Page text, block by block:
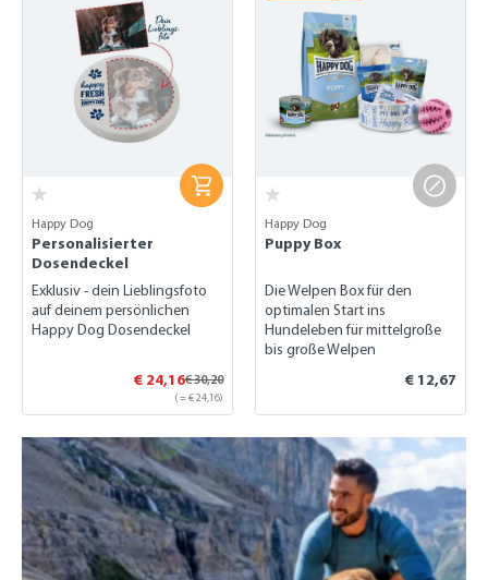
Happy Dog
Personalisierter
Dosendeckel
Exklusiv - dein Lieblingsfoto
auf deinem persönlichen
Happy Dog Dosendeckel
€ 24,16€ 30,20
( = € 24,16)
Happy Dog
Puppy Box
Die Welpen Box für den
optimalen Start ins
Hundeleben für mittelgroße
bis große Welpen
€ 12,67